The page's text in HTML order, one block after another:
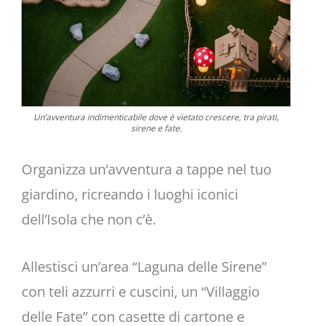
Un’avventura indimenticabile dove è vietato crescere, tra pirati,
sirene e fate.
Organizza un’avventura a tappe nel tuo
giardino, ricreando i luoghi iconici
dell’Isola che non c’è.
Allestisci un’area “Laguna delle Sirene”
con teli azzurri e cuscini, un “Villaggio
delle Fate” con casette di cartone e